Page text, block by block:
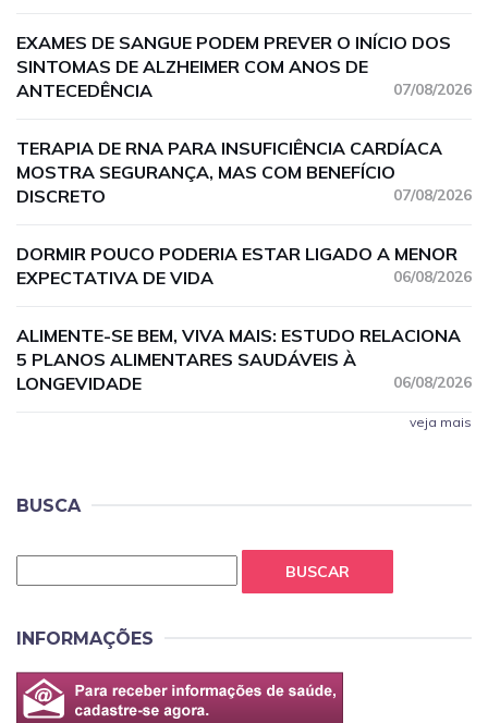
EXAMES DE SANGUE PODEM PREVER O INÍCIO DOS
SINTOMAS DE ALZHEIMER COM ANOS DE
ANTECEDÊNCIA
07/08/2026
TERAPIA DE RNA PARA INSUFICIÊNCIA CARDÍACA
MOSTRA SEGURANÇA, MAS COM BENEFÍCIO
DISCRETO
07/08/2026
DORMIR POUCO PODERIA ESTAR LIGADO A MENOR
EXPECTATIVA DE VIDA
06/08/2026
ALIMENTE-SE BEM, VIVA MAIS: ESTUDO RELACIONA
5 PLANOS ALIMENTARES SAUDÁVEIS À
LONGEVIDADE
06/08/2026
veja mais
BUSCA
BUSCAR
INFORMAÇÕES